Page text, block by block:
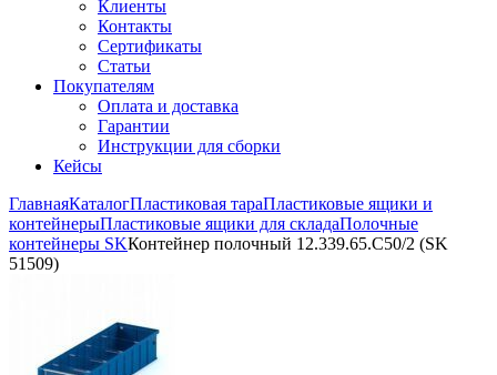
Клиенты
Контакты
Сертификаты
Статьи
Покупателям
Оплата и доставка
Гарантии
Инструкции для сборки
Кейсы
ГлавнаяКаталогПластиковая тараПластиковые ящики и
контейнерыПластиковые ящики для складаПолочные
контейнеры SKКонтейнер полочный 12.339.65.С50/2 (SK
51509)